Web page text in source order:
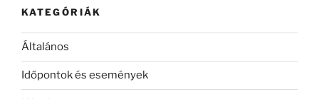
KATEGÓRIÁK
Általános
Időpontok és események